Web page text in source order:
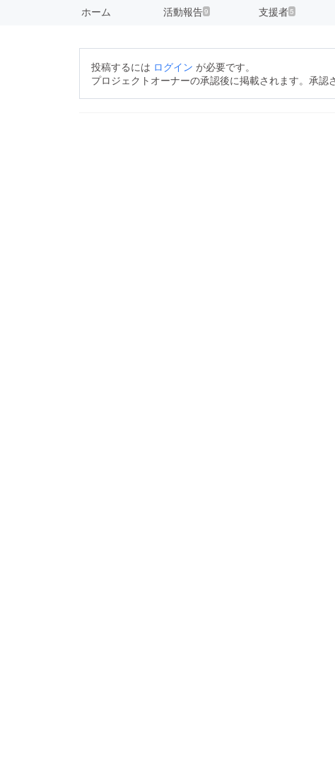
ホーム 活動報告9 支援者5
投稿するには ログイン が必要です。
プロジェクトオーナーの承認後に掲載されます。承認